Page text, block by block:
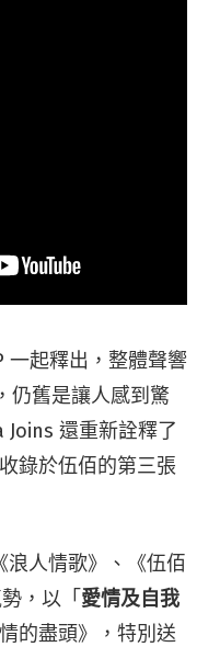
一起釋出，整體聲響
仍舊是讓人感到驚
還重新詮釋了
錄於伍佰的第三張
浪人情歌》、《伍佰
，以「 愛情及自我
的盡頭》，特別送